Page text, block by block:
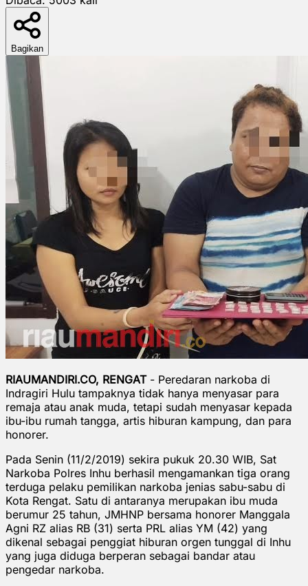
Bagikan
RIAUMANDIRI.CO, RENGAT - Peredaran narkoba di
Indragiri Hulu tampaknya tidak hanya menyasar para
remaja atau anak muda, tetapi sudah menyasar kepada
ibu-ibu rumah tangga, artis hiburan kampung, dan para
honorer.
Pada Senin (11/2/2019) sekira pukuk 20.30 WIB, Sat
Narkoba Polres Inhu berhasil mengamankan tiga orang
terduga pelaku pemilikan narkoba jenias sabu-sabu di
Kota Rengat. Satu di antaranya merupakan ibu muda
berumur 25 tahun, JMHNP bersama honorer Manggala
Agni RZ alias RB (31) serta PRL alias YM (42) yang
dikenal sebagai penggiat hiburan orgen tunggal di Inhu
yang juga diduga berperan sebagai bandar atau
pengedar narkoba.